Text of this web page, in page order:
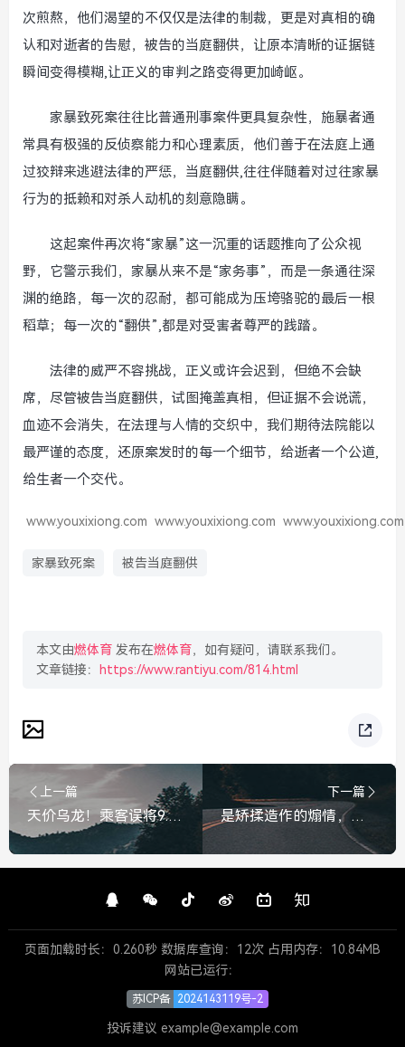
次煎熬，他们渴望的不仅仅是法律的制裁，更是对真相的确
认和对逝者的告慰，被告的当庭翻供，让原本清晰的证据链
瞬间变得模糊,让正义的审判之路变得更加崎岖。
家暴致死案往往比普通刑事案件更具复杂性，施暴者通
常具有极强的反侦察能力和心理素质，他们善于在法庭上通
过狡辩来逃避法律的严惩，当庭翻供,往往伴随着对过往家暴
行为的抵赖和对杀人动机的刻意隐瞒。
这起案件再次将“家暴”这一沉重的话题推向了公众视
野，它警示我们，家暴从来不是“家务事”，而是一条通往深
渊的绝路，每一次的忍耐，都可能成为压垮骆驼的最后一根
稻草；每一次的“翻供”,都是对受害者尊严的践踏。
法律的威严不容挑战，正义或许会迟到，但绝不会缺
席，尽管被告当庭翻供，试图掩盖真相，但证据不会说谎，
血迹不会消失，在法理与人情的交织中，我们期待法院能以
最严谨的态度，还原案发时的每一个细节，给逝者一个公道,
给生者一个交代。
www.youxixiong.com www.youxixiong.com www.youxixiong.com
家暴致死案 被告当庭翻供
本文由燃体育 发布在燃体育，如有疑问，请联系我们。
文章链接：
https://www.rantiyu.com/814.html
上一篇
天价乌龙！乘客误将9.9付成199395，司机果断报警，结局暖心，误付19万！司机果断报警，结局暖心
下一篇
是矫揉造作的煽情，还是成长的必修课？家长抵制成人礼背后的深层博弈，家长抵制成人礼，是矫揉造作的煽情，还是成长的必修课？
页面加载时长：0.260秒 数据库查询：12次 占用内存：10.84MB
网站已运行：
苏ICP备 2024143119号-2
投诉建议 example@example.com